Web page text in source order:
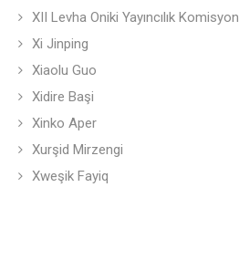
XII Levha Oniki Yayıncılık Komisyon
Xi Jinping
Xiaolu Guo
Xidire Başi
Xinko Aper
Xurşid Mirzengi
Xweşik Fayiq